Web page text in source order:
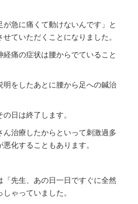
急に痛くて動けないんです」と
ていただくことになりました。
痛の症状は腰からでていること
明をしたあとに腰から足への鍼治
日は終了します。
治療したからといって刺激過多
化することもあります。
先生、あの日一日ですぐに全然
ゃっていました。